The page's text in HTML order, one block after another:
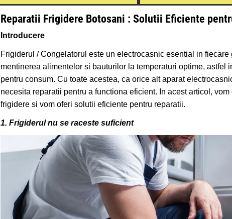
Reparatii Frigidere Botosani : Solutii Eficiente
Introducere
Frigiderul / Congelatorul este un electrocasnic esential in
mentinerea alimentelor si bauturilor la temperaturi optime, astfel
pentru consum. Cu toate acestea, ca orice alt aparat
necesita reparatii pentru a functiona eficient. In acest articol,
frigidere si vom oferi solutii eficiente pentru reparatii.
1. Frigiderul nu se raceste suficient